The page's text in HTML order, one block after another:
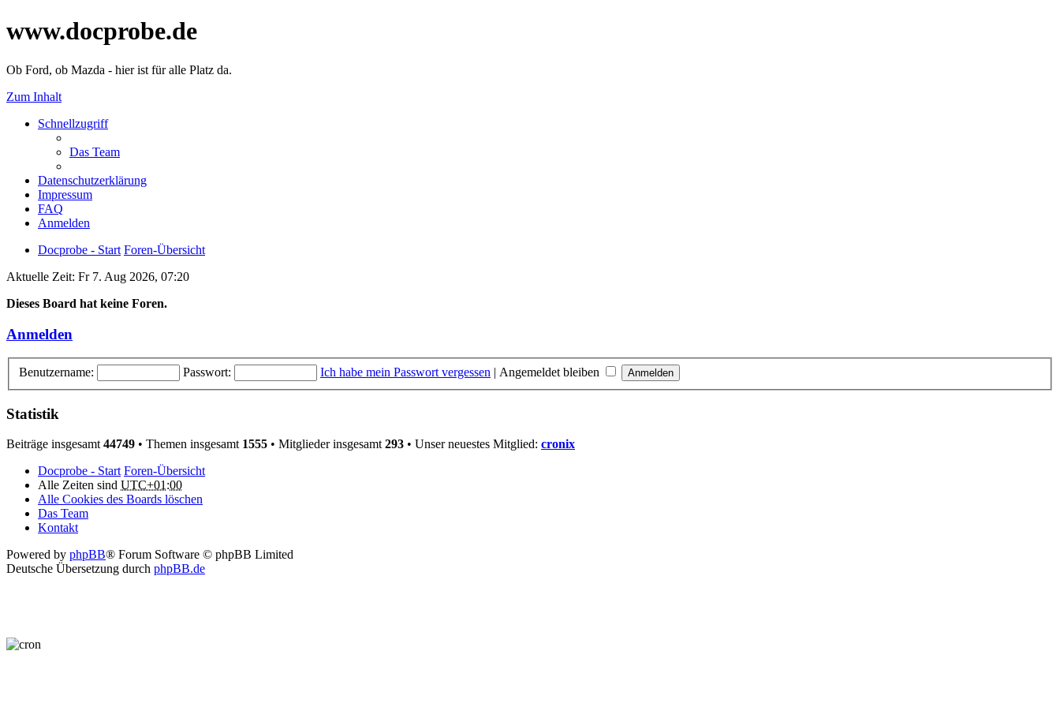
www.docprobe.de
Ob Ford, ob Mazda - hier ist für alle Platz da.
Zum Inhalt
Schnellzugriff
Das Team
Datenschutzerklärung
Impressum
FAQ
Anmelden
Docprobe - Start Foren-Übersicht
Aktuelle Zeit: Fr 7. Aug 2026, 07:20
Dieses Board hat keine Foren.
Anmelden
Benutzername: Passwort: Ich habe mein Passwort vergessen | Angemeldet bleiben
Statistik
Beiträge insgesamt 44749 • Themen insgesamt 1555 • Mitglieder insgesamt 293 • Unser neuestes Mitglied: cronix
Docprobe - Start Foren-Übersicht
Alle Zeiten sind UTC+01:00
Alle Cookies des Boards löschen
Das Team
Kontakt
Powered by phpBB® Forum Software © phpBB Limited
Deutsche Übersetzung durch phpBB.de